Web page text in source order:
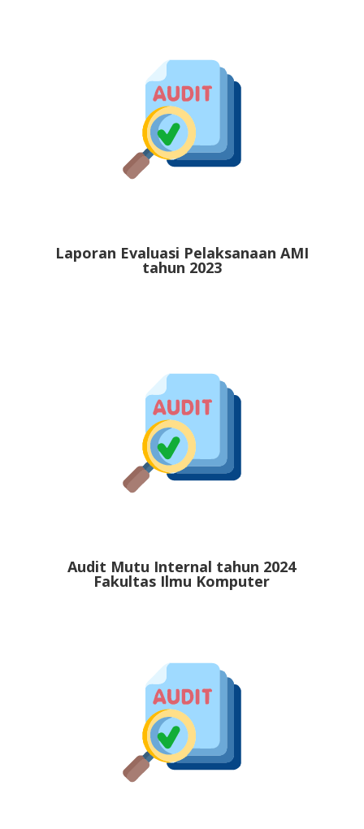
Laporan Evaluasi Pelaksanaan AMI
tahun 2023
Audit Mutu Internal tahun 2024
Fakultas Ilmu Komputer